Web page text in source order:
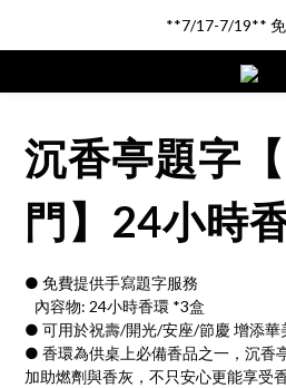
新品登場!! \印尼
**7/17-7/19**
新品登場!! \印尼
沉香亭題字
門】24小時
● 免費提供手寫題字服務
   內容物: 24小時香環 *3盒
● 可用於祝壽/開光/安座/節慶 增添華
● 香環為供桌上必備香品之一，沉香
加助燃劑與香灰，不只安心更能享受